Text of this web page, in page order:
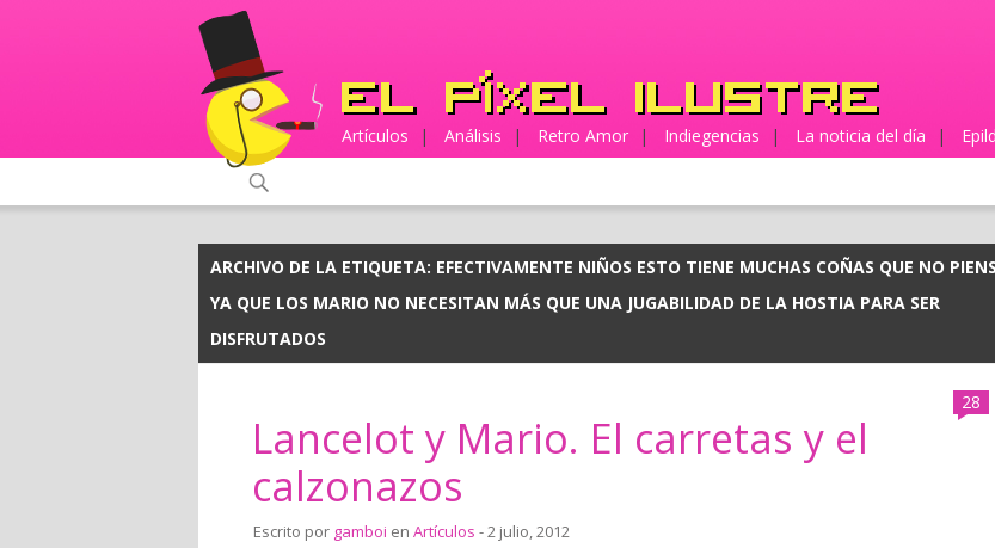
Artículos | Análisis | Retro Amor | Indiegencias | La noticia del día |
ARCHIVO DE LA ETIQUETA: EFECTIVAMENTE NIÑOS ESTO TIENE MUCHAS COÑAS QUE NO
YA QUE LOS MARIO NO NECESITAN MÁS QUE UNA JUGABILIDAD DE LA HOSTIA PARA SER
DISFRUTADOS
28
Lancelot y Mario. El carretas y el
calzonazos
Escrito por gamboi en Artículos - 2 julio, 2012